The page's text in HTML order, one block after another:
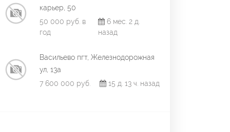
карьер, 50
50 000 руб. в
год
6 мес. 2 д.
назад
Васильево пгт, Железнодорожная
ул, 13а
7 600 000 руб.
15 д. 13 ч. назад